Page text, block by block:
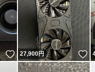
いいね！
27,900円